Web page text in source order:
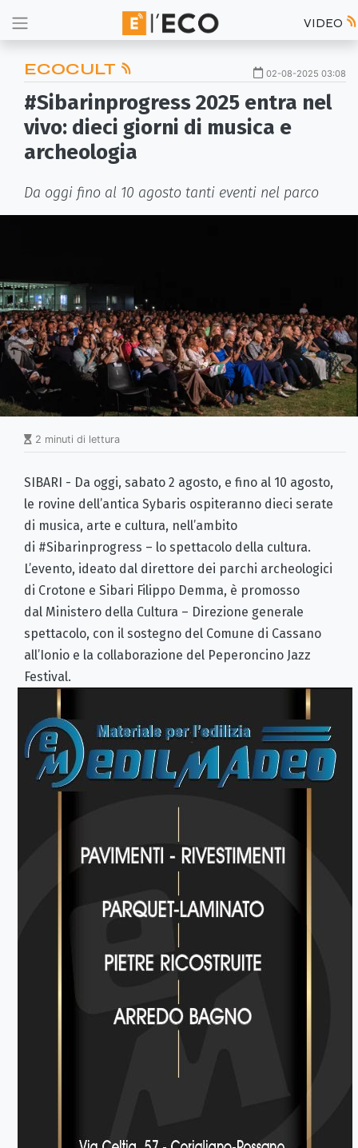
VIDEO
ECOCULT 02-08-2025 03:08
#Sibarinprogress 2025 entra nel
vivo: dieci giorni di musica e
archeologia
Da oggi fino al 10 agosto tanti eventi nel parco
2 minuti di lettura
SIBARI - Da oggi, sabato 2 agosto, e fino al 10 agosto,
le rovine dell’antica Sybaris ospiteranno dieci serate
di musica, arte e cultura, nell’ambito
di #Sibarinprogress – lo spettacolo della cultura.
L’evento, ideato dal direttore dei parchi archeologici
di Crotone e Sibari Filippo Demma, è promosso
dal Ministero della Cultura – Direzione generale
spettacolo, con il sostegno del Comune di Cassano
all’Ionio e la collaborazione del Peperoncino Jazz
Festival.